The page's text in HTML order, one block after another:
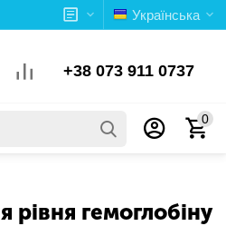
Українська
+38 073 911 0737
0
гемоглобіну